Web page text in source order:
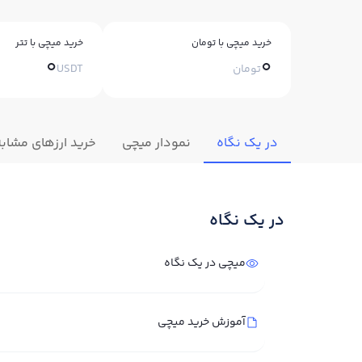
خرید میچی با تومان
0تومان
خرید میچی با تتر
0USDT
در یک نگاه نمودار میچی خرید ارزهای
در یک نگاه
میچی در یک نگاه
آموزش خرید میچی